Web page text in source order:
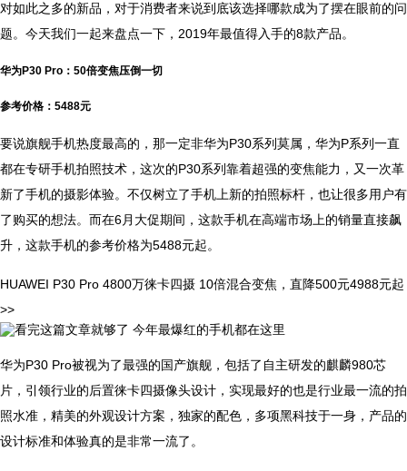
对如此之多的新品，对于消费者来说到底该选择哪款成为了摆在眼前的问
题。今天我们一起来盘点一下，2019年最值得入手的8款产品。
华为P30 Pro：50倍变焦压倒一切
参考价格：5488元
要说旗舰手机热度最高的，那一定非华为P30系列莫属，华为P系列一直
都在专研手机拍照技术，这次的P30系列靠着超强的变焦能力，又一次革
新了手机的摄影体验。不仅树立了手机上新的拍照标杆，也让很多用户有
了购买的想法。而在6月大促期间，这款手机在高端市场上的销量直接飙
升，这款手机的参考价格为5488元起。
HUAWEI P30 Pro 4800万徕卡四摄 10倍混合变焦，直降500元4988元起
>>
华为P30 Pro被视为了最强的国产旗舰，包括了自主研发的麒麟980芯
片，引领行业的后置徕卡四摄像头设计，实现最好的也是行业最一流的拍
照水准，精美的外观设计方案，独家的配色，多项黑科技于一身，产品的
设计标准和体验真的是非常一流了。